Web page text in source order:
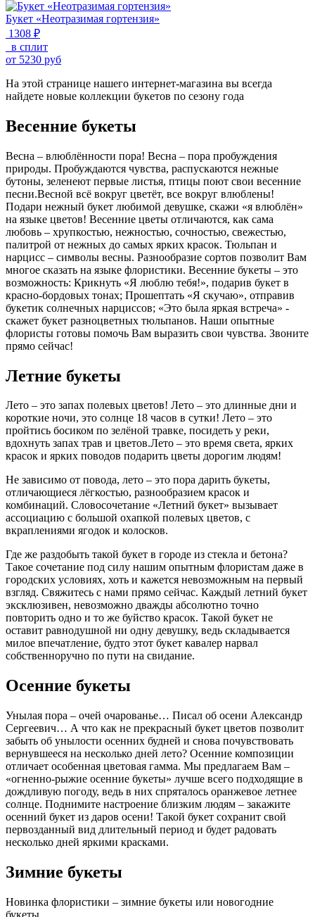
Букет «Неотразимая гортензия»
1308 ₽
в сплит
от 5230 руб
На этой странице нашего интернет-магазина вы всегда
найдете новые коллекции букетов по сезону года
Весенние букеты
Весна – влюблённости пора! Весна – пора пробуждения
природы. Пробуждаются чувства, распускаются нежные
бутоны, зеленеют первые листья, птицы поют свои весенние
песни.Весной всё вокруг цветёт, все вокруг влюблены!
Подари нежный букет любимой девушке, скажи «я влюблён»
на языке цветов! Весенние цветы отличаются, как сама
любовь – хрупкостью, нежностью, сочностью, свежестью,
палитрой от нежных до самых ярких красок. Тюльпан и
нарцисс – символы весны. Разнообразие сортов позволит Вам
многое сказать на языке флористики. Весенние букеты – это
возможность: Крикнуть «Я люблю тебя!», подарив букет в
красно-бордовых тонах; Прошептать «Я скучаю», отправив
букетик солнечных нарциссов; «Это была яркая встреча» -
скажет букет разноцветных тюльпанов. Наши опытные
флористы готовы помочь Вам выразить свои чувства. Звоните
прямо сейчас!
Летние букеты
Лето – это запах полевых цветов! Лето – это длинные дни и
короткие ночи, это солнце 18 часов в сутки! Лето – это
пройтись босиком по зелёной травке, посидеть у реки,
вдохнуть запах трав и цветов.Лето – это время света, ярких
красок и ярких поводов подарить цветы дорогим людям!
Не зависимо от повода, лето – это пора дарить букеты,
отличающиеся лёгкостью, разнообразием красок и
комбинаций. Словосочетание «Летний букет» вызывает
ассоциацию с большой охапкой полевых цветов, с
вкраплениями ягодок и колосков.
Где же раздобыть такой букет в городе из стекла и бетона?
Такое сочетание под силу нашим опытным флористам даже в
городских условиях, хоть и кажется невозможным на первый
взгляд. Свяжитесь с нами прямо сейчас. Каждый летний букет
эксклюзивен, невозможно дважды абсолютно точно
повторить одно и то же буйство красок. Такой букет не
оставит равнодушной ни одну девушку, ведь складывается
милое впечатление, будто этот букет кавалер нарвал
собственноручно по пути на свидание.
Осенние букеты
Унылая пора – очей очарованье… Писал об осени Александр
Сергеевич… А что как не прекрасный букет цветов позволит
забыть об унылости осенних будней и снова почувствовать
вернувшееся на несколько дней лето? Осенние композиции
отличает особенная цветовая гамма. Мы предлагаем Вам –
«огненно-рыжие осенние букеты» лучше всего подходящие в
дождливую погоду, ведь в них спряталось оранжевое летнее
солнце. Поднимите настроение близким людям – закажите
осенний букет из даров осени! Такой букет сохранит свой
первозданный вид длительный период и будет радовать
несколько дней яркими красками.
Зимние букеты
Новинка флористики – зимние букеты или новогодние
букеты.